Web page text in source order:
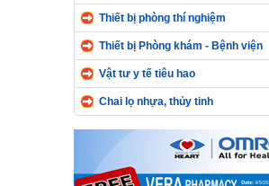
Thiết bị phòng thí nghiệm
Thiết bị Phòng khám - Bệnh viện
Vật tư y tế tiêu hao
Chai lọ nhựa, thủy tinh